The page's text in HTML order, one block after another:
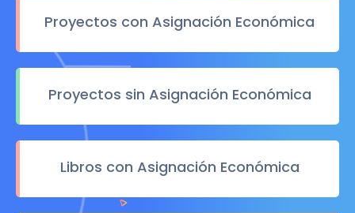
Proyectos con Asignación Económica
Proyectos sin Asignación Económica
Libros con Asignación Económica